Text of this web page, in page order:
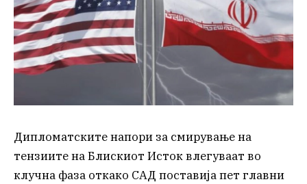
Дипломатските напори за смирување на
тензиите на Блискиот Исток влегуваат во
клучна фаза откако САД поставија пет главни